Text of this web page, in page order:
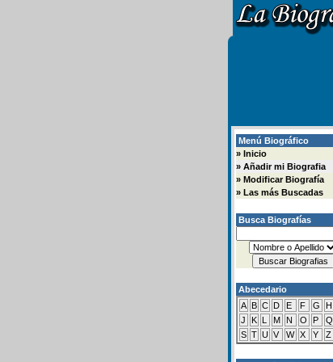
Menú Biográfico
» Inicio
» Añadir mi Biografia
» Modificar Biografía
» Las más Buscadas
Busca Biografías
Abecedario
A B C D E F G H
J
K L M N O P Q
S T U V W X Y Z